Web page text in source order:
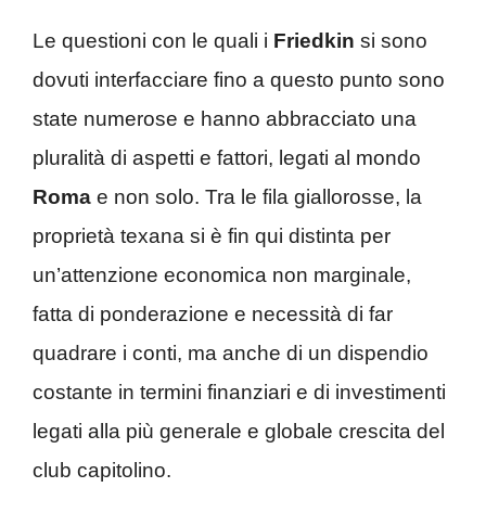
Le questioni con le quali i Friedkin si sono
dovuti interfacciare fino a questo punto sono
state numerose e hanno abbracciato una
pluralità di aspetti e fattori, legati al mondo
Roma e non solo. Tra le fila giallorosse, la
proprietà texana si è fin qui distinta per
un’attenzione economica non marginale,
fatta di ponderazione e necessità di far
quadrare i conti, ma anche di un dispendio
costante in termini finanziari e di investimenti
legati alla più generale e globale crescita del
club capitolino.